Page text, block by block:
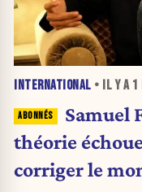
INTERNATIONAL • IL Y A 1
Samuel
théorie
corriger le